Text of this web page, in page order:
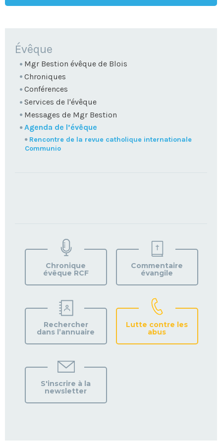
NAVIGATION
Évêque
Mgr Bestion évêque de Blois
Chroniques
Conférences
Services de l'évêque
Messages de Mgr Bestion
Agenda de l’évêque
Rencontre de la revue catholique internationale
Communio
VOTRE
PAROISSE
Chronique
évêque RCF
Commentaire
évangile
Rechercher
dans l’annuaire
Lutte contre les
abus
S'inscrire à la
newsletter